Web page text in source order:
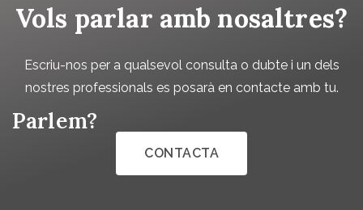
Vols parlar amb nosaltres?
Escriu-nos per a qualsevol consulta o dubte i un dels
nostres professionals es posarà en contacte amb tu.
Parlem?
CONTACTA